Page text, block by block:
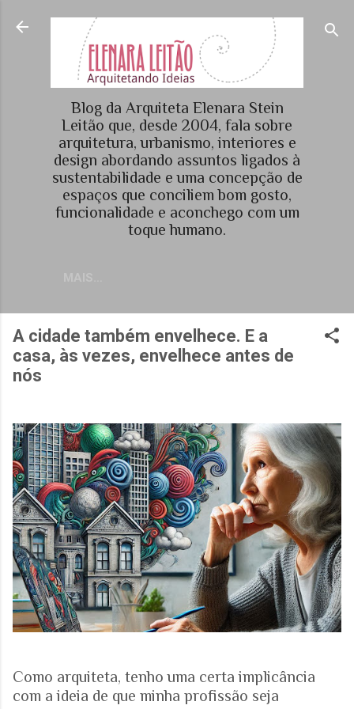
Pular para o conteúdo
Blog da Arquiteta Elenara Stein
Leitão que, desde 2004, fala sobre
arquitetura, urbanismo, interiores e
design abordando assuntos ligados à
sustentabilidade e uma concepção de
espaços que conciliem bom gosto,
funcionalidade e aconchego com um
toque humano.
A cidade também envelhece. E a
casa, às vezes, envelhece antes de
nós
Como arquiteta, tenho uma certa implicância
com a ideia de que minha profissão seja